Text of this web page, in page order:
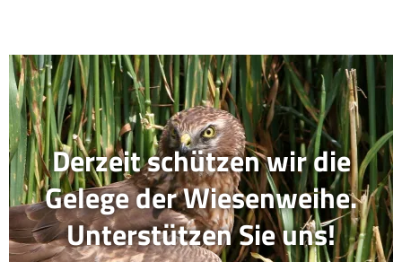
Derzeit schützen wir die
Gelege der Wiesenweihe.
Unterstützen Sie uns!